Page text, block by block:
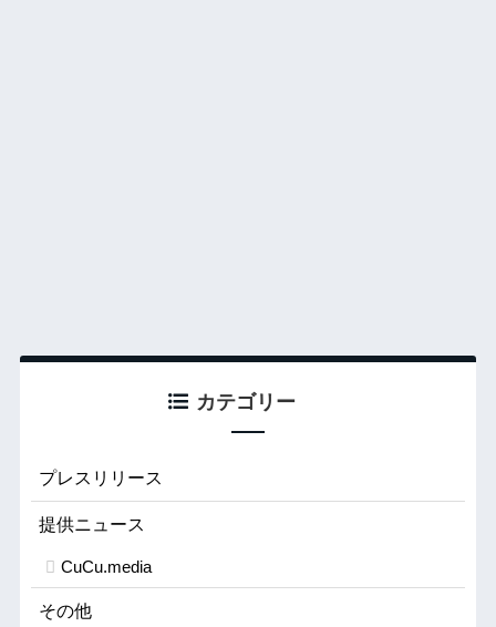
カテゴリー
プレスリリース
提供ニュース
CuCu.media
その他